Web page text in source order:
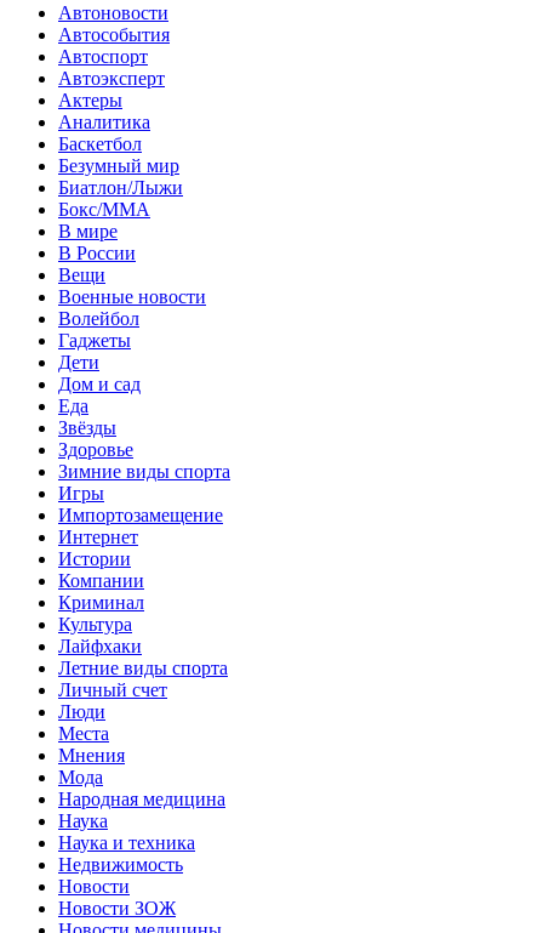
Автоновости
Автособытия
Автоспорт
Автоэксперт
Актеры
Аналитика
Баскетбол
Безумный мир
Биатлон/Лыжи
Бокс/MMA
В мире
В России
Вещи
Военные новости
Волейбол
Гаджеты
Дети
Дом и сад
Еда
Звёзды
Здоровье
Зимние виды спорта
Игры
Импортозамещение
Интернет
Истории
Компании
Криминал
Культура
Лайфхаки
Летние виды спорта
Личный счет
Люди
Места
Мнения
Мода
Народная медицина
Наука
Наука и техника
Недвижимость
Новости
Новости ЗОЖ